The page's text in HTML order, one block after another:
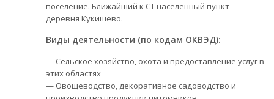
поселение. Ближайший к СТ населенный пункт -
деревня Кукишево.
Виды деятельности (по кодам ОКВЭД):
— Сельское хозяйство, охота и предоставление услуг в
этих областях
— Овощеводство, декоративное садоводство и